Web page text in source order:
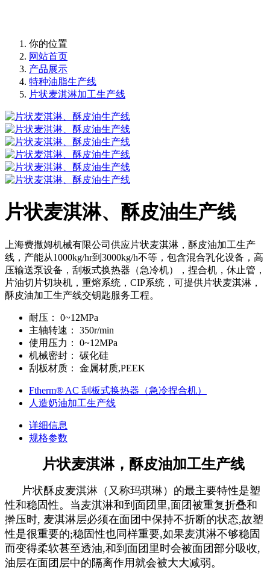
你的位置
网站首页
产品展示
特种油脂生产线
片状麦淇淋加工生产线
片状麦淇淋、酥皮油生产线
​上海费撒姆机械有限公司供应片状麦淇淋，酥皮油加工生产
线，产能从1000kg/hr到3000kg/h不等，包含混合乳化设备，高
压输送泵设备，刮板式换热器（急冷机），捏合机，休止管，
片油切片切块机，重熔系统，CIP系统，可提供片状麦淇淋，
酥皮油加工生产线交钥匙服务工程。
耐压：
0~12MPa
主轴转速：
350r/min
使用压力：
0~12MPa
机械密封：
碳化硅
刮板材质：
金属材质,PEEK
Ftherm® AC 刮板式换热器（急冷捏合机）
人造奶油加工生产线
详细信息
规格参数
片状麦淇淋，酥皮油加工生产线
片状酥皮麦淇淋（又称玛琪琳）的最主要特性是塑
性和稳固性。当麦淇淋和到面团里,面团被重复折叠和
擀压时, 麦淇淋层必须在面团中保持不折断的状态,故塑
性是很重要的;稳固性也同样重要,如果麦淇淋不够稳固
而变得柔软甚至透油,和到面团里时会被面团部分吸收,
油层在面团层中的隔离作用就会被大大减弱。